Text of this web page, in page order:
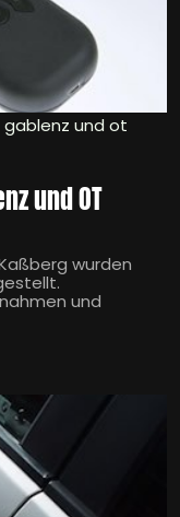
gablenz und ot
und OT
wurden
und